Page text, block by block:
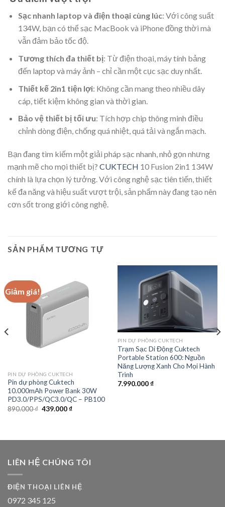
Sạc nhanh laptop và điện thoại cùng lúc: Với công suất
134W, bạn có thể sạc MacBook và iPhone đồng thời mà
vẫn đảm bảo tốc độ.
Tương thích đa thiết bị: Từ điện thoại, máy tính bảng
đến laptop và máy ảnh – chỉ cần một cục sạc duy nhất.
Thiết kế 2in1 tiện lợi: Không cần mang theo nhiều dây
cáp, tiết kiệm không gian và thời gian.
Bảo vệ thiết bị tối ưu: Tích hợp chip thông minh điều
chỉnh dòng điện, chống quá nhiệt, quá tải và ngắn mạch.
Bạn đang tìm kiếm một giải pháp sạc nhanh, nhỏ gọn nhưng
mạnh mẽ cho mọi thiết bị? CUKTECH 10 Fusion 2in1 134W
chính là lựa chọn lý tưởng. Với công nghệ sạc tiên tiến, thiết
kế đa năng và hiệu suất vượt trội, sản phẩm này đang tạo nên
cơn sốt trong giới công nghệ.
SẢN PHẨM TƯƠNG TỰ
Giảm giá!
PIN DỰ PHÒNG CUKTECH
Pin dự phòng Cuktech
10.000mAh Power Bank 30W
PD3.0/PPS/QC3.0/QC – PB100
890.000₫ Giá
439.000₫Giá
PIN DỰ PHÒNG CUKTECH
Trạm Sạc Di Động Cuktech
Portable Station 600: Nguồn
Năng Lượng Xanh Cho Mọi Hành
Trình
7.990.000₫
LIÊN HỆ CHÚNG TÔI
ĐIỆN THOẠI LIÊN HỆ
0972 345 125